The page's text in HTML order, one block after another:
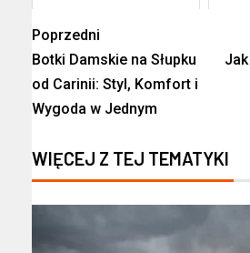
Poprzedni
Botki Damskie na Słupku
od Carinii: Styl, Komfort i
Wygoda w Jednym
WIĘCEJ Z TEJ TEMATYKI